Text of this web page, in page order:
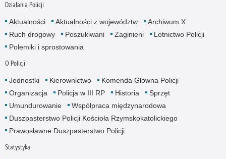
Działania Policji
Aktualności Aktualności z województw
Archiwum X
Ruch drogowy
Poszukiwani Zaginieni
Lotnictwo Policji
Polemiki i sprostowania
O Policji
Jednostki Kierownictwo
Komenda Główna Policji
Organizacja
Policja w III RP Historia
Sprzęt
Umundurowanie
Współpraca międzynarodowa
Duszpasterstwo Policji Kościoła Rzymskokatolickiego
Prawosławne Duszpasterstwo Policji
Statystyka